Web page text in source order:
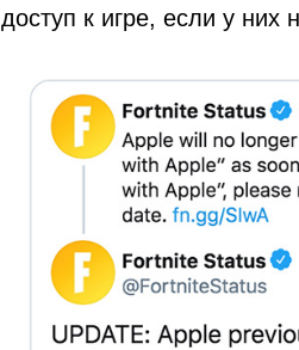
доступ к игре, если у них